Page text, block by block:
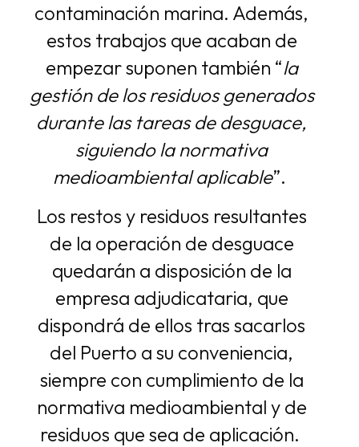
contaminación marina. Además,
estos trabajos que acaban de
empezar suponen también “la
gestión de los residuos generados
durante las tareas de desguace,
siguiendo la normativa
medioambiental aplicable”.
Los restos y residuos resultantes
de la operación de desguace
quedarán a disposición de la
empresa adjudicataria, que
dispondrá de ellos tras sacarlos
del Puerto a su conveniencia,
siempre con cumplimiento de la
normativa medioambiental y de
residuos que sea de aplicación.